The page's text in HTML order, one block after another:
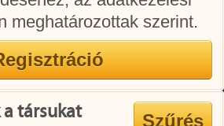
meghatározottak szerint.
a társukat